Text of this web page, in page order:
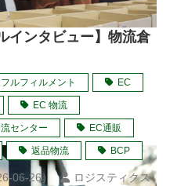
インタビュー】物流倉
フルフィルメント EC
EC 物流
センター EC通販
返品物流 BCP
06-26）
ロジスティクス